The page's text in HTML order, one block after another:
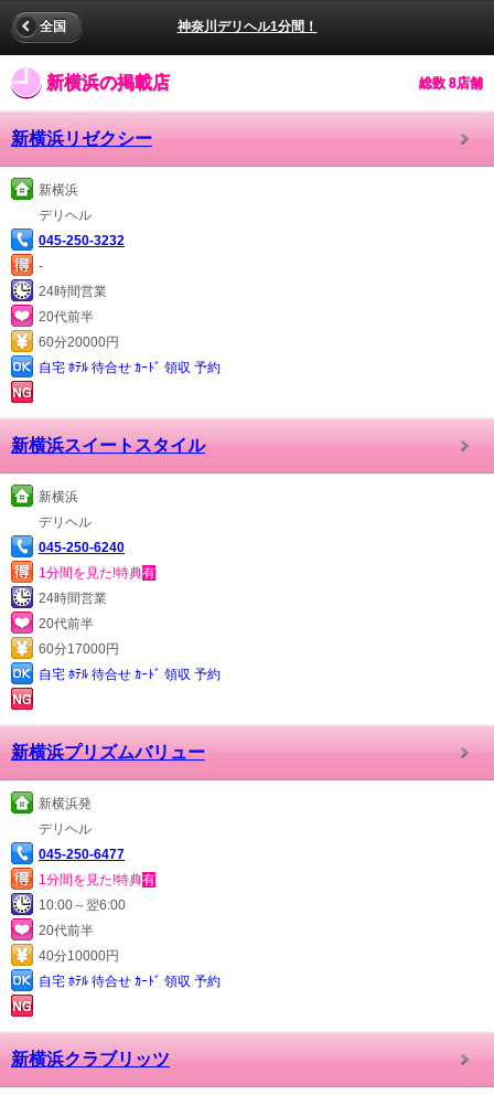
神奈川デリヘル1分間！
全国
新横浜の掲載店 総数 8店舗
新横浜リゼクシー
新横浜
デリヘル
045-250-3232
-
24時間営業
20代前半
60分20000円
自宅 ﾎﾃﾙ 待合せ ｶｰﾄﾞ 領収 予約
新横浜スイートスタイル
新横浜
デリヘル
045-250-6240
1分間を見た!特典有
24時間営業
20代前半
60分17000円
自宅 ﾎﾃﾙ 待合せ ｶｰﾄﾞ 領収 予約
新横浜プリズムバリュー
新横浜発
デリヘル
045-250-6477
1分間を見た!特典有
10:00～翌6:00
20代前半
40分10000円
自宅 ﾎﾃﾙ 待合せ ｶｰﾄﾞ 領収 予約
新横浜クラブリッツ